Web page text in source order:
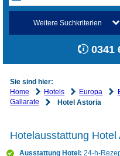
Weitere Suchkriterien
0341
Sie sind hier:
Home
Hotels Europa
Gallarate
Hotel Astoria
Hotelausstattung
Ausstattung Hotel: 24-h-